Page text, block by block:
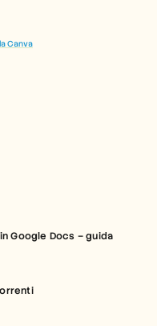
Canva
Google Docs – guida